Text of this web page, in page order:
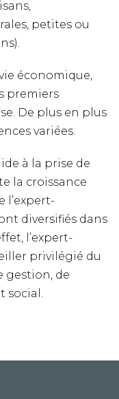
petites ou
économique,
premiers
De plus en plus
variées.
à la prise de
la croissance
l’expert-
diversifiés dans
l’expert-
privilégié du
gestion, de
social.